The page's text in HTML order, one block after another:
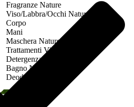
Fragranze Nature
Viso/Labbra/Occhi Nature
Corpo
Mani
Maschera Nature
Trattamenti Viso
Detergenza
Bagno Nature
Deodoranti